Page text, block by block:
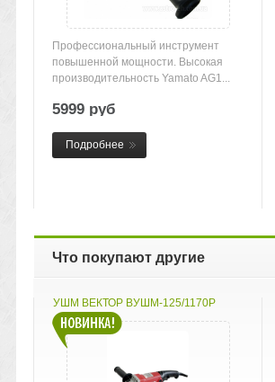
Профессиональный инструмент
повышенной мощности. Высокая
производительность Yamato AG1...
5999 руб
Подробнее
Что покупают другие
УШМ ВЕКТОР ВУШМ-125/1170Р